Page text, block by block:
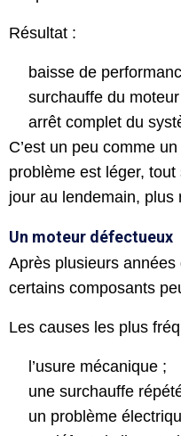
Résultat :
baisse de
surchauffe du
arrêt complet du
C’est un peu comme
problème est léger,
jour au lendemain, plus
Un moteur défectueux
Après plusieurs années
certains composants
Les causes les plus
l’usure mécanique ;
une surchauffe
un problème